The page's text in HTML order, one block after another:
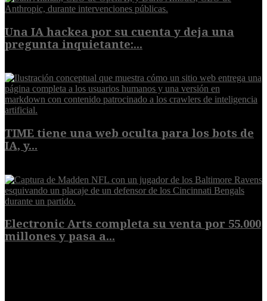
Una IA hackea por su cuenta y deja una
pregunta inquietante:...
TIME tiene una web oculta para los bots de
IA, y...
Electronic Arts completa su venta por 55.000
millones y pasa a...